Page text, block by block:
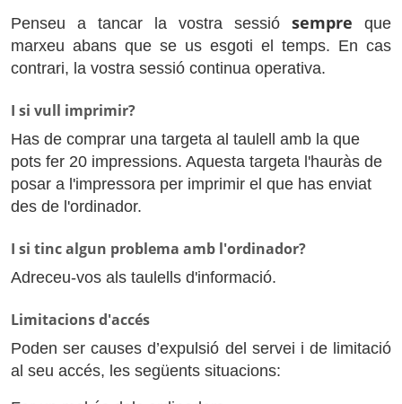
Penseu a tancar la vostra sessió sempre que
marxeu abans que se us esgoti el temps. En cas
contrari, la vostra sessió continua operativa.
I si vull imprimir?
Has de comprar una targeta al taulell amb la que
pots fer 20 impressions. Aquesta targeta l'hauràs de
posar a l'impressora per imprimir el que has enviat
des de l'ordinador.
I si tinc algun problema amb l'ordinador?
Adreceu-vos als taulells d'informació.
Limitacions d'accés
Poden ser causes d’expulsió del servei i de limitació
al seu accés, les següents situacions: